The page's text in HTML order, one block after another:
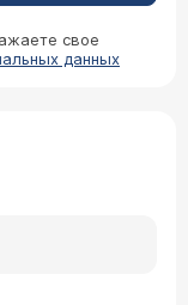
свое
данных